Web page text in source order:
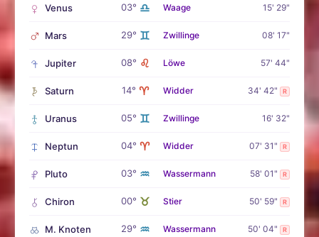
Venus 03° ♎ Waage 15' 29"
Mars 29° ♊ Zwillinge 08' 17"
Jupiter 08° ♌ Löwe 57' 44"
Saturn 14° ♈ Widder 34' 42" R
Uranus 05° ♊ Zwillinge 16' 32"
Neptun 04° ♈ Widder 07' 31" R
Pluto 03° ♒ Wassermann 58' 01" R
Chiron 00° ♉ Stier 50' 59" R
M. Knoten 29° ♒ Wassermann 50' 04" R